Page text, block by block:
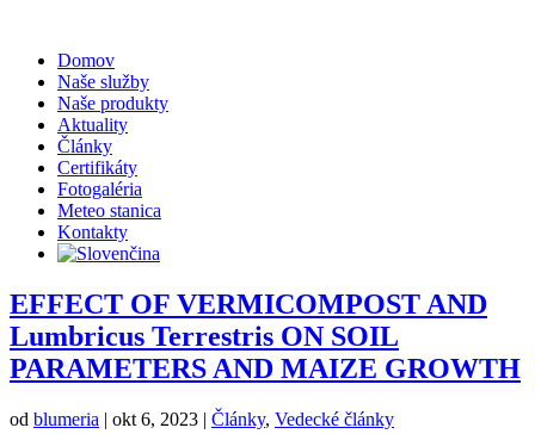
Domov
Naše služby
Naše produkty
Aktuality
Články
Certifikáty
Fotogaléria
Meteo stanica
Kontakty
EFFECT OF VERMICOMPOST AND
Lumbricus Terrestris ON SOIL
PARAMETERS AND MAIZE GROWTH
od blumeria | okt 6, 2023 | Články, Vedecké články